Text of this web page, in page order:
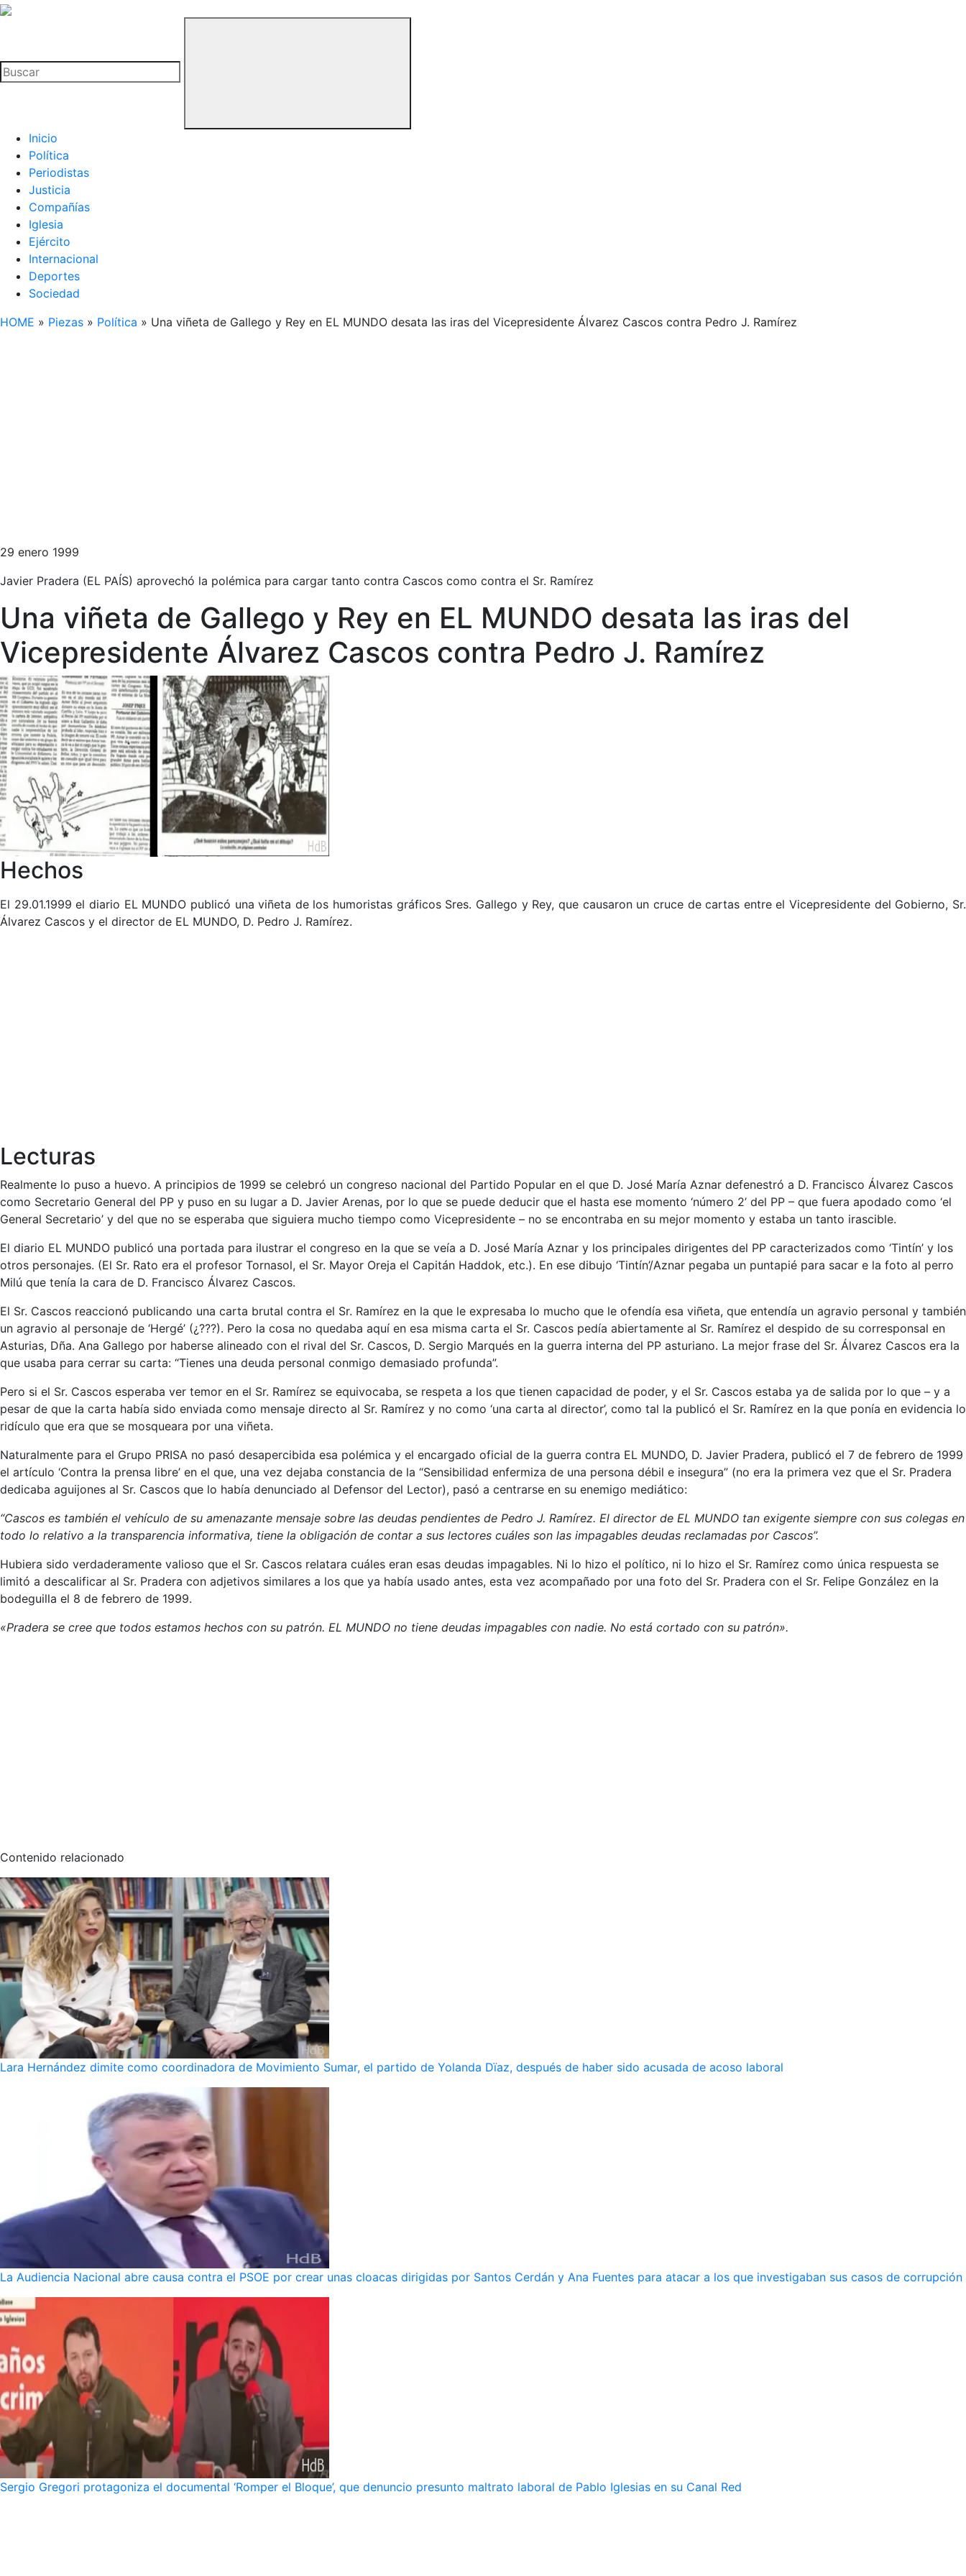
La
Buitre
Inicio
Política
Periodistas
Justicia
Compañías
Iglesia
Ejército
Internacional
Deportes
Sociedad
HOME » Piezas » Política » Una viñeta de Gallego y Rey en EL MUNDO desata las iras del Vicepresidente Álvarez Cascos contra Pedro J. Ramírez
29 enero 1999
Javier Pradera (EL PAÍS) aprovechó la polémica para cargar tanto contra Cascos como contra el Sr. Ramírez
Una viñeta de Gallego y Rey en EL MUNDO desata las iras del
Vicepresidente Álvarez Cascos contra Pedro J. Ramírez
Hechos
El 29.01.1999 el diario EL MUNDO publicó una viñeta de los humoristas gráficos Sres. Gallego y Rey, que causaron un cruce de cartas entre el Vicepresidente del Gobierno, Sr.
Álvarez Cascos y el director de EL MUNDO, D. Pedro J. Ramírez.
Lecturas
Realmente lo puso a huevo. A principios de 1999 se celebró un congreso nacional del Partido Popular en el que D. José María Aznar defenestró a D. Francisco Álvarez Cascos
como Secretario General del PP y puso en su lugar a D. Javier Arenas, por lo que se puede deducir que el hasta ese momento ‘número 2’ del PP – que fuera apodado como ‘el
General Secretario’ y del que no se esperaba que siguiera mucho tiempo como Vicepresidente – no se encontraba en su mejor momento y estaba un tanto irascible.
El diario EL MUNDO publicó una portada para ilustrar el congreso en la que se veía a D. José María Aznar y los principales dirigentes del PP caracterizados como ‘Tintín’ y los
otros personajes. (El Sr. Rato era el profesor Tornasol, el Sr. Mayor Oreja el Capitán Haddok, etc.). En ese dibujo ‘Tintín’/Aznar pegaba un puntapié para sacar e la foto al perro
Milú que tenía la cara de D. Francisco Álvarez Cascos.
El Sr. Cascos reaccionó publicando una carta brutal contra el Sr. Ramírez en la que le expresaba lo mucho que le ofendía esa viñeta, que entendía un agravio personal y también
un agravio al personaje de ‘Hergé’ (¿???). Pero la cosa no quedaba aquí en esa misma carta el Sr. Cascos pedía abiertamente al Sr. Ramírez el despido de su corresponsal en
Asturias, Dña. Ana Gallego por haberse alineado con el rival del Sr. Cascos, D. Sergio Marqués en la guerra interna del PP asturiano. La mejor frase del Sr. Álvarez Cascos era la
que usaba para cerrar su carta: “Tienes una deuda personal conmigo demasiado profunda”.
Pero si el Sr. Cascos esperaba ver temor en el Sr. Ramírez se equivocaba, se respeta a los que tienen capacidad de poder, y el Sr. Cascos estaba ya de salida por lo que – y a
pesar de que la carta había sido enviada como mensaje directo al Sr. Ramírez y no como ‘una carta al director’, como tal la publicó el Sr. Ramírez en la que ponía en evidencia lo
ridículo que era que se mosqueara por una viñeta.
Naturalmente para el Grupo PRISA no pasó desapercibida esa polémica y el encargado oficial de la guerra contra EL MUNDO, D. Javier Pradera, publicó el 7 de febrero de 1999
el artículo ‘Contra la prensa libre’ en el que, una vez dejaba constancia de la “Sensibilidad enfermiza de una persona débil e insegura” (no era la primera vez que el Sr. Pradera
dedicaba aguijones al Sr. Cascos que lo había denunciado al Defensor del Lector), pasó a centrarse en su enemigo mediático:
“Cascos es también el vehículo de su amenazante mensaje sobre las deudas pendientes de Pedro J. Ramírez. El director de EL MUNDO tan exigente siempre con sus colegas en
todo lo relativo a la transparencia informativa, tiene la obligación de contar a sus lectores cuáles son las impagables deudas reclamadas por Cascos”.
Hubiera sido verdaderamente valioso que el Sr. Cascos relatara cuáles eran esas deudas impagables. Ni lo hizo el político, ni lo hizo el Sr. Ramírez como única respuesta se
limitó a descalificar al Sr. Pradera con adjetivos similares a los que ya había usado antes, esta vez acompañado por una foto del Sr. Pradera con el Sr. Felipe González en la
bodeguilla el 8 de febrero de 1999.
«Pradera se cree que todos estamos hechos con su patrón. EL MUNDO no tiene deudas impagables con nadie. No está cortado con su patrón».
Contenido relacionado
Lara Hernández dimite como coordinadora de Movimiento Sumar, el partido de Yolanda Dïaz, después de haber sido acusada de acoso laboral
La Audiencia Nacional abre causa contra el PSOE por crear unas cloacas dirigidas por Santos Cerdán y Ana Fuentes para atacar a los que investigaban sus casos de corrupción
Sergio Gregori protagoniza el documental ‘Romper el Bloque’, que denuncio presunto maltrato laboral de Pablo Iglesias en su Canal Red